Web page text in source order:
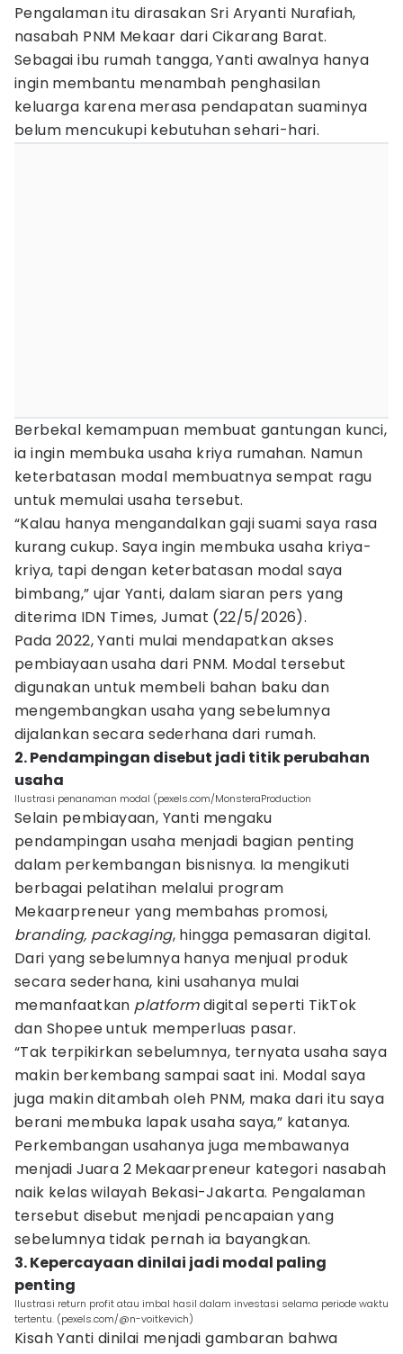
Pengalaman itu dirasakan Sri Aryanti Nurafiah,
nasabah PNM Mekaar dari Cikarang Barat.
Sebagai ibu rumah tangga, Yanti awalnya hanya
ingin membantu menambah penghasilan
keluarga karena merasa pendapatan suaminya
belum mencukupi kebutuhan sehari-hari.
Berbekal kemampuan membuat gantungan kunci,
ia ingin membuka usaha kriya rumahan. Namun
keterbatasan modal membuatnya sempat ragu
untuk memulai usaha tersebut.
“Kalau hanya mengandalkan gaji suami saya rasa
kurang cukup. Saya ingin membuka usaha kriya-
kriya, tapi dengan keterbatasan modal saya
bimbang,” ujar Yanti, dalam siaran pers yang
diterima IDN Times, Jumat (22/5/2026).
Pada 2022, Yanti mulai mendapatkan akses
pembiayaan usaha dari PNM. Modal tersebut
digunakan untuk membeli bahan baku dan
mengembangkan usaha yang sebelumnya
dijalankan secara sederhana dari rumah.
2. Pendampingan disebut jadi titik perubahan
usaha
Ilustrasi penanaman modal (pexels.com/MonsteraProduction
Selain pembiayaan, Yanti mengaku
pendampingan usaha menjadi bagian penting
dalam perkembangan bisnisnya. Ia mengikuti
berbagai pelatihan melalui program
Mekaarpreneur yang membahas promosi,
branding, packaging, hingga pemasaran digital.
Dari yang sebelumnya hanya menjual produk
secara sederhana, kini usahanya mulai
memanfaatkan platformdigital seperti TikTok
dan Shopee untuk memperluas pasar.
“Tak terpikirkan sebelumnya, ternyata usaha saya
makin berkembang sampai saat ini. Modal saya
juga makin ditambah oleh PNM, maka dari itu saya
berani membuka lapak usaha saya,” katanya.
Perkembangan usahanya juga membawanya
menjadi Juara 2 Mekaarpreneur kategori nasabah
naik kelas wilayah Bekasi-Jakarta. Pengalaman
tersebut disebut menjadi pencapaian yang
sebelumnya tidak pernah ia bayangkan.
3. Kepercayaan dinilai jadi modal paling
penting
Ilustrasi return profit atau imbal hasil dalam investasi selama periode waktu
tertentu. (pexels.com/@n-voitkevich)
Kisah Yanti dinilai menjadi gambaran bahwa